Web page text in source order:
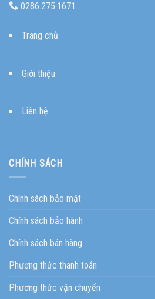
0286.275.1671
Trang chủ
Giới thiệu
Liên hệ
CHÍNH SÁCH
Chính sách bảo mật
Chính sách bảo hành
Chính sách bán hàng
Phương thức thanh toán
Phương thức vận chuyển